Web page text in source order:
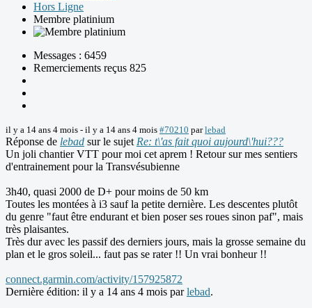
Hors Ligne
Membre platinium
Messages : 6459
Remerciements reçus 825
il y a 14 ans 4 mois - il y a 14 ans 4 mois #70210 parlebad
Réponse de lebad sur le sujet Re: t\'as fait quoi aujourd\'hui???
Un joli chantier VTT pour moi cet aprem ! Retour sur mes sentiers
d'entrainement pour la Transvésubienne
3h40, quasi 2000 de D+ pour moins de 50 km
Toutes les montées à i3 sauf la petite dernière. Les descentes plutôt
du genre "faut être endurant et bien poser ses roues sinon paf", mais
très plaisantes.
Très dur avec les passif des derniers jours, mais la grosse semaine du
plan et le gros soleil... faut pas se rater !! Un vrai bonheur !!
connect.garmin.com/activity/157925872
Dernière édition: il y a 14 ans 4 mois parlebad.